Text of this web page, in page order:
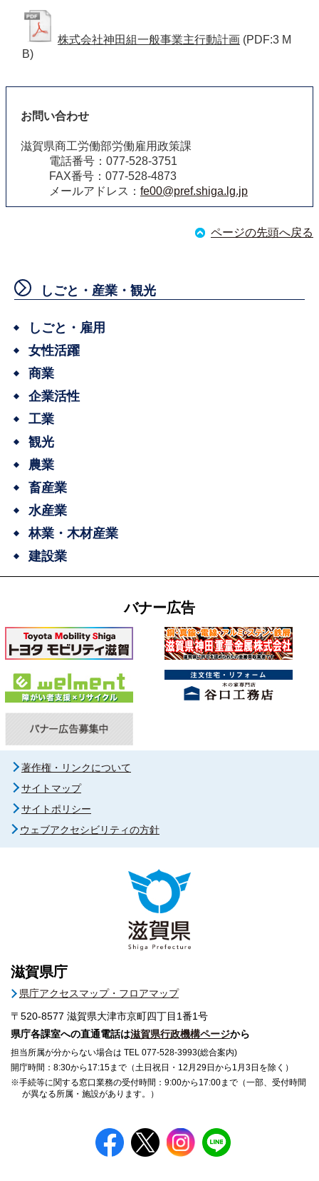
株式会社神田組一般事業主行動計画 (PDF:3 M
B)
お問い合わせ
滋賀県商工労働部労働雇用政策課
電話番号：077-528-3751
FAX番号：077-528-4873
メールアドレス： fe00@pref.shiga.lg.jp
ページの先頭へ戻る
しごと・産業・観光
しごと・雇用
女性活躍
商業
企業活性
工業
観光
農業
畜産業
水産業
林業・木材産業
建設業
バナー広告
著作権・リンクについて
サイトマップ
サイトポリシー
ウェブアクセシビリティの方針
滋賀県庁
県庁アクセスマップ・フロアマップ
〒520-8577 滋賀県大津市京町四丁目1番1号
県庁各課室への直通電話は滋賀県行政機構ページから
担当所属が分からない場合は TEL 077-528-3993(総合案内)
開庁時間：8:30から17:15まで（土日祝日・12月29日から1月3日を除く）
※手続等に関する窓口業務の受付時間：9:00から17:00まで（一部、受付時間
が異なる所属・施設があります。）